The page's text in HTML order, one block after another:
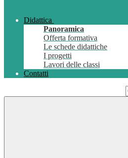
Didattica
Panoramica
Offerta formativa
Le schede didattiche
I progetti
Lavori delle classi
Contatti